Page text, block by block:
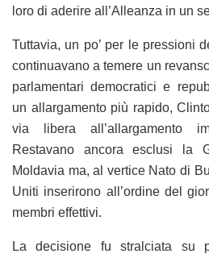
loro di aderire all’Alleanza in un
Tuttavia, un po’ per le pressioni
continuavano a temere un
parlamentari democratici e
un allargamento più rapido,
via libera all’allargamento
Restavano ancora esclusi la
Moldavia ma, al vertice Nato di
Uniti inserirono all’ordine del
membri effettivi.
La decisione fu stralciata su